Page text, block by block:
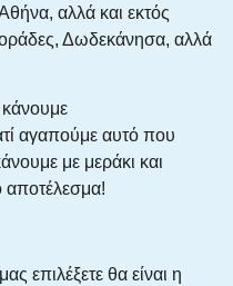
αλλά και εκτός
Δωδεκάνησα, αλλά
αγαπούμε αυτό που
με μεράκι και
αποτέλεσμα!
επιλέξετε θα είναι η